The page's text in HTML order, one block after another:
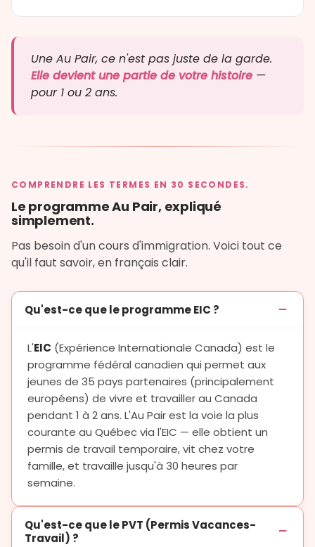
Une Au Pair, ce n'est pas juste de la garde.
Elle devient une partie de votre histoire —
pour 1 ou 2 ans.
COMPRENDRE LES TERMES EN 30 SECONDES.
Le programme Au Pair, expliqué
simplement.
Pas besoin d'un cours d'immigration. Voici tout ce
qu'il faut savoir, en français clair.
Qu'est-ce que le programme EIC ?
L'EIC (Expérience Internationale Canada) est le
programme fédéral canadien qui permet aux
jeunes de 35 pays partenaires (principalement
européens) de vivre et travailler au Canada
pendant 1 à 2 ans. L'Au Pair est la voie la plus
courante au Québec via l'EIC — elle obtient un
permis de travail temporaire, vit chez votre
famille, et travaille jusqu'à 30 heures par
semaine.
Qu'est-ce que le PVT (Permis Vacances-
Travail) ?